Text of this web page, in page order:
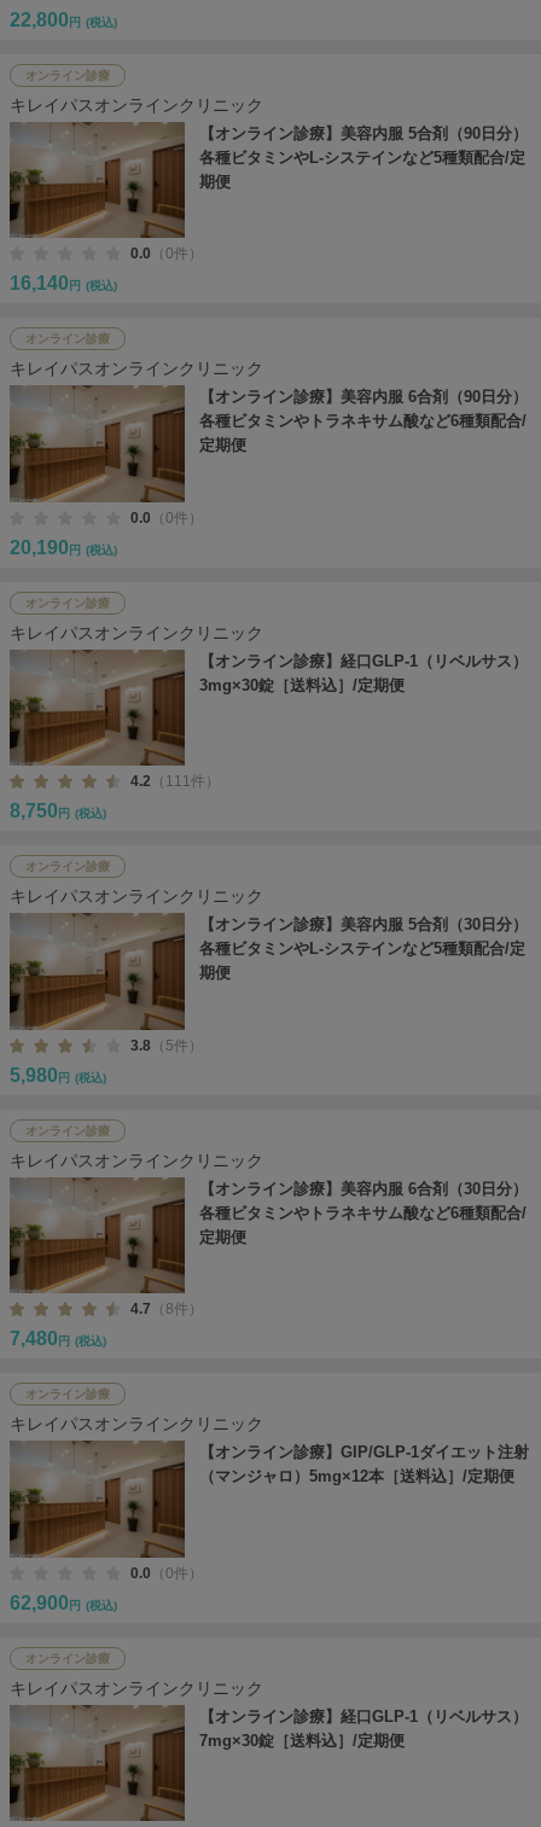
22,800 円 (税込)
オンライン診療
キレイパスオンラインクリニック
【オンライン診療】美容内服 5合剤（90日分）
各種ビタミンやL-システインなど5種類配合/定
期便
0.0 （0件）
16,140 円 (税込)
オンライン診療
キレイパスオンラインクリニック
【オンライン診療】美容内服 6合剤（90日分）
各種ビタミンやトラネキサム酸など6種類配合/
定期便
0.0 （0件）
20,190 円 (税込)
オンライン診療
キレイパスオンラインクリニック
【オンライン診療】経口GLP-1（リベルサス）
3mg×30錠［送料込］/定期便
4.2 （111件）
8,750 円 (税込)
オンライン診療
キレイパスオンラインクリニック
【オンライン診療】美容内服 5合剤（30日分）
各種ビタミンやL-システインなど5種類配合/定
期便
3.8 （5件）
5,980 円 (税込)
オンライン診療
キレイパスオンラインクリニック
【オンライン診療】美容内服 6合剤（30日分）
各種ビタミンやトラネキサム酸など6種類配合/
定期便
4.7 （8件）
7,480 円 (税込)
オンライン診療
キレイパスオンラインクリニック
【オンライン診療】GIP/GLP-1ダイエット注射
（マンジャロ）5mg×12本［送料込］/定期便
0.0 （0件）
62,900 円 (税込)
オンライン診療
キレイパスオンラインクリニック
【オンライン診療】経口GLP-1（リベルサス）
7mg×30錠［送料込］/定期便